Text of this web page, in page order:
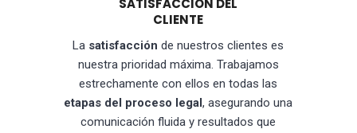
SATISFACCIÓN DEL
CLIENTE
La satisfacción de nuestros clientes es
nuestra prioridad máxima. Trabajamos
estrechamente con ellos en todas las
etapas del proceso legal, asegurando una
comunicación fluida y resultados que